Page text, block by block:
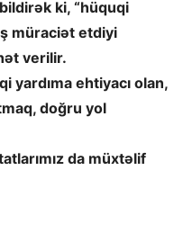
ki, “hüquqi
müraciət etdiyi
verilir.
yardıma ehtiyacı olan,
doğru yol
da müxtəlif